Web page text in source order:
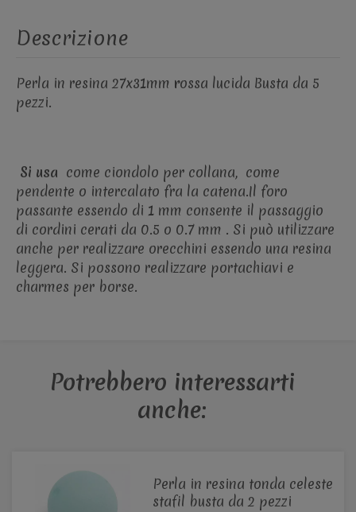
Descrizione
Perla in resina 27x31mm rossa lucida Busta da 5
pezzi.
Si usa come ciondolo per collana, come
pendente o intercalato fra la catena.Il foro
passante essendo di 1 mm consente il passaggio
di cordini cerati da 0.5 o 0.7 mm . Si può utilizzare
anche per realizzare orecchini essendo una resina
leggera. Si possono realizzare portachiavi e
charmes per borse.
Potrebbero interessarti
anche:
Perla in resina tonda celeste
stafil busta da 2 pezzi